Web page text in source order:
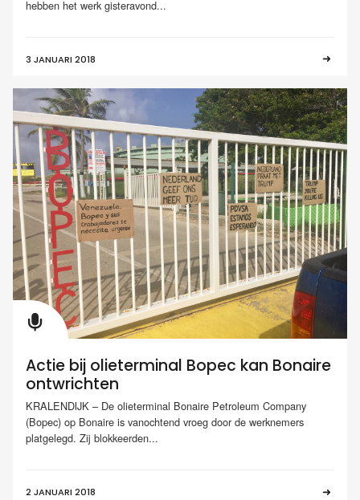
hebben het werk gisteravond...
3 JANUARI 2018
Actie bij olieterminal Bopec kan Bonaire
ontwrichten
KRALENDIJK – De olieterminal Bonaire Petroleum Company
(Bopec) op Bonaire is vanochtend vroeg door de werknemers
platgelegd. Zij blokkeerden...
2 JANUARI 2018